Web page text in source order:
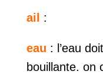
ail :
eau : l’eau
bouillante. on